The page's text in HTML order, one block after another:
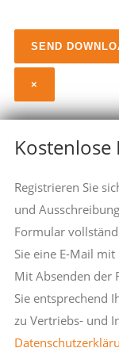
×
Kostenlose
Registrieren Sie
und
Formular
Sie eine E-Mail
Mit Absenden der
Sie entsprechend
zu Vertriebs- und